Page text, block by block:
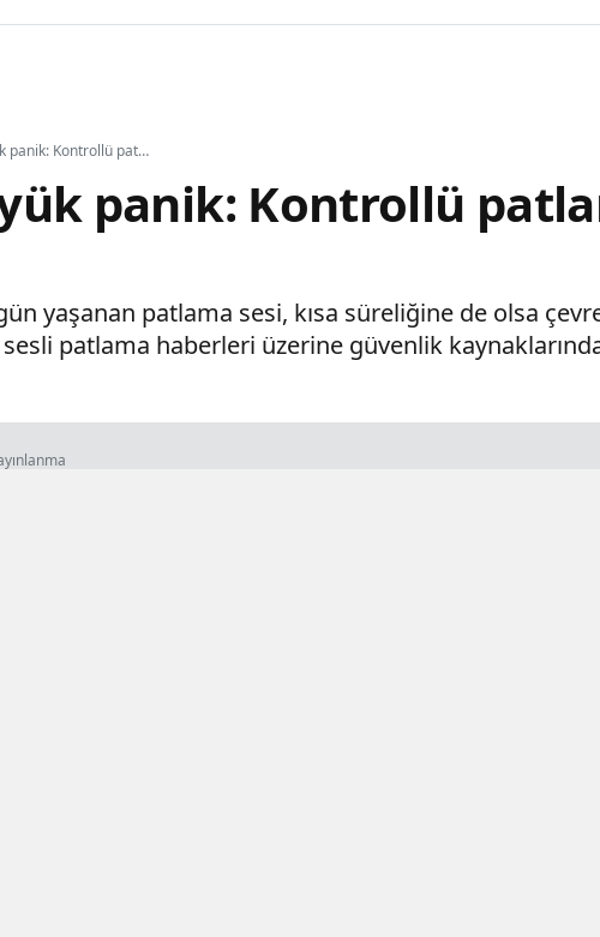
İsrail'de büyük panik: Kontrollü patlama paniğe yol açtı
panik: Kontrollü
yaşanan patlama sesi, kısa süreliğine de olsa
patlama haberleri üzerine güvenlik